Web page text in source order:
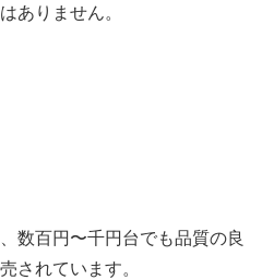
ありません。
数百円〜千円台でも品質の良
されています。